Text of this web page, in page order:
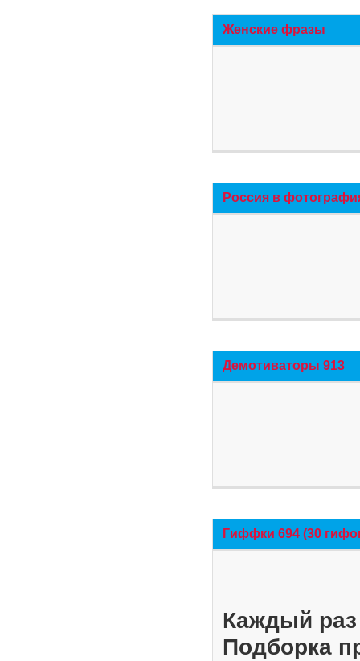
Женские фразы
Россия в
Демотиваторы 913
Гиффки 694 (30
Каждый
Подборка